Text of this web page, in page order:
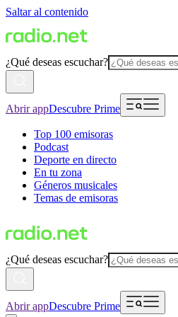
Saltar al contenido
¿Qué deseas escuchar?
Abrir appDescubre Prime
Top 100 emisoras
Podcast
Deporte en directo
En tu zona
Géneros musicales
Temas de emisoras
¿Qué deseas escuchar?
Abrir appDescubre Prime